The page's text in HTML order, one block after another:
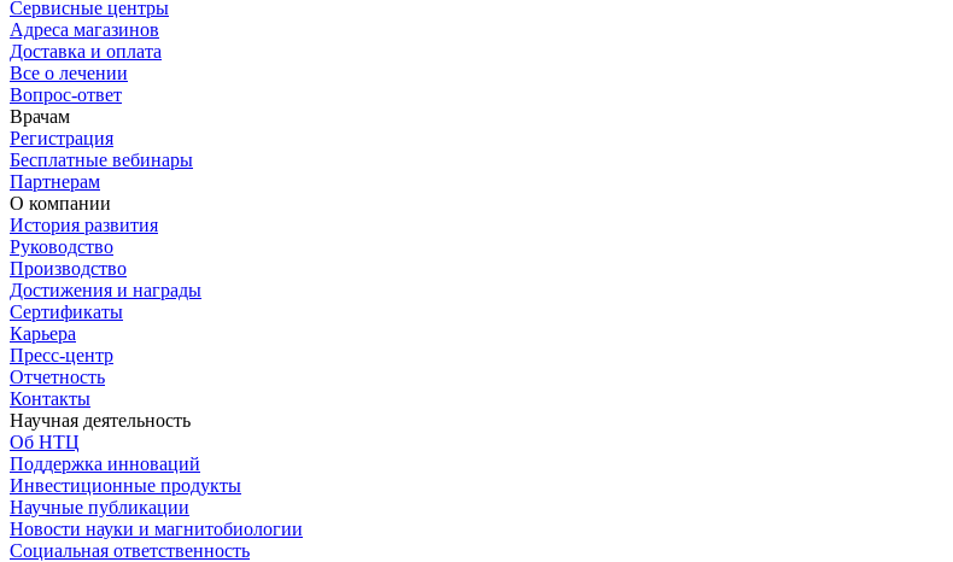
Сервисные центры
Адреса магазинов
Доставка и оплата
Все о лечении
Вопрос-ответ
Врачам
Регистрация
Бесплатные вебинары
Партнерам
О компании
История развития
Руководство
Производство
Достижения и награды
Сертификаты
Карьера
Пресс-центр
Отчетность
Контакты
Научная деятельность
Об НТЦ
Поддержка инноваций
Инвестиционные продукты
Научные публикации
Новости науки и магнитобиологии
Социальная ответственность